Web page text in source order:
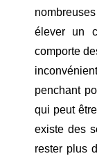
élever un
comporte
penchant
qui peut
existe des
rester plus